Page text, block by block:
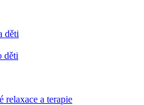
děti
děti
a terapie